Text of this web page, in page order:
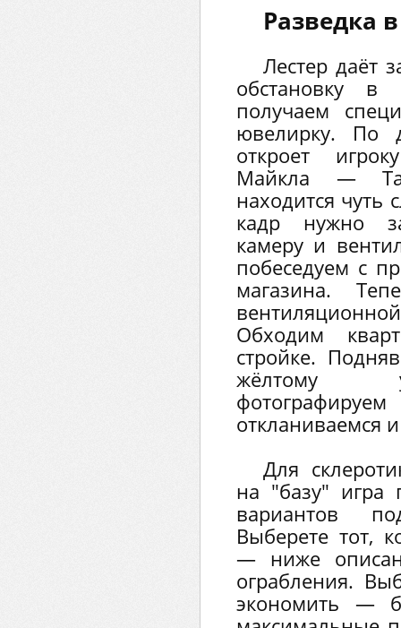
Разведка
Лестер даёт
обстановку в
получаем
ювелирку. По
откроет
Майкла —
находится чуть
кадр нужно
камеру и
побеседуем с
магазина.
Обходим
стройке.
жёлтому
откланиваемся
Для
на "базу" игра
вариантов
Выберете тот,
— ниже
ограбления.
экономить —